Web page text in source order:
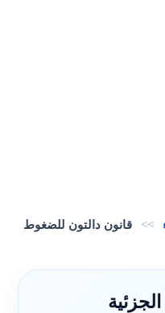
>>
قانون دالتون للضغوط